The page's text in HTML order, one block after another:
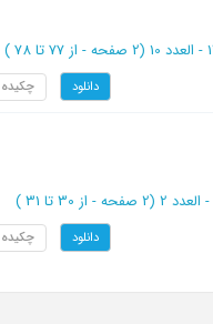
(‎2 صفحه - از 77 تا 78 )
دانلود چکیده
(‎2 صفحه - از 30 تا 31 )
دانلود چکیده